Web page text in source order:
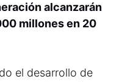
alcanzarán
millones en 20
el desarrollo de